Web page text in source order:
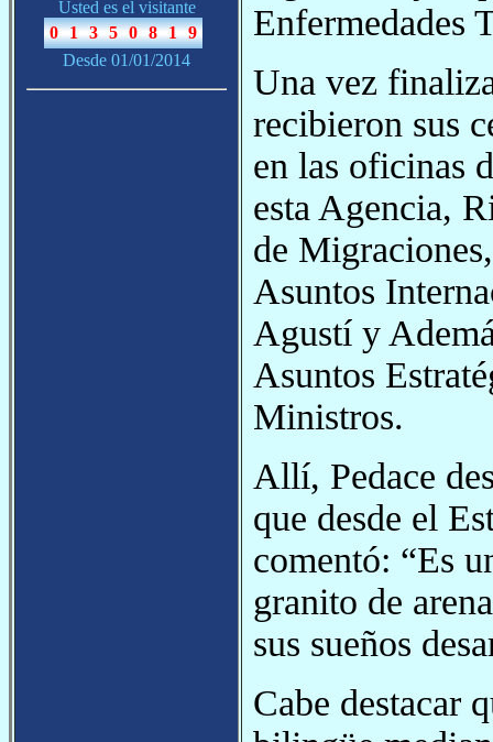
Usted es el visitante
Desde 01/01/2014
Enfermedades
Una vez
recibieron sus
en las oficinas
esta Agencia,
de
Asuntos
Agustí y
Asuntos
Ministros.
Allí, Pedace
que desde el
comentó: “Es
granito de
sus sueños
Cabe destacar